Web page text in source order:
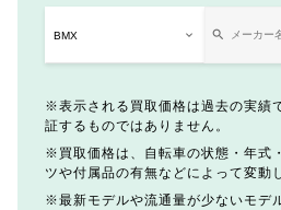
表示される買取価格は過去の実績
証するものではありません。
買取価格は、自転車の状態・年式
ツや付属品の有無などによって変動
最新モデルや流通量が少ないモデ